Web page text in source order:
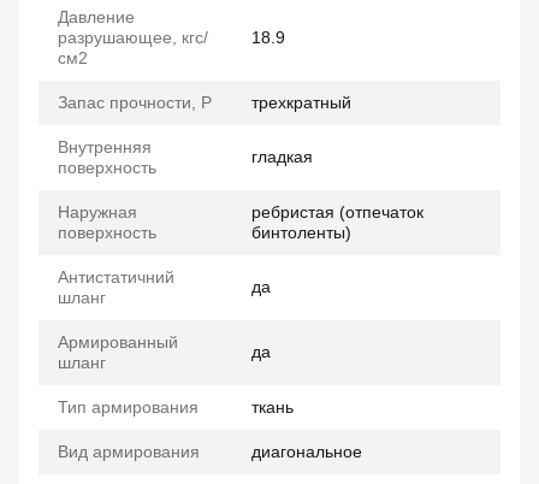
Давление
разрушающее, кгс/
см2
18.9
Запас прочности, P трехкратный
Внутренняя
поверхность
гладкая
Наружная
поверхность
ребристая (отпечаток
бинтоленты)
Антистатичний
шланг
да
Армированный
шланг
да
Тип армирования ткань
Вид армирования диагональное